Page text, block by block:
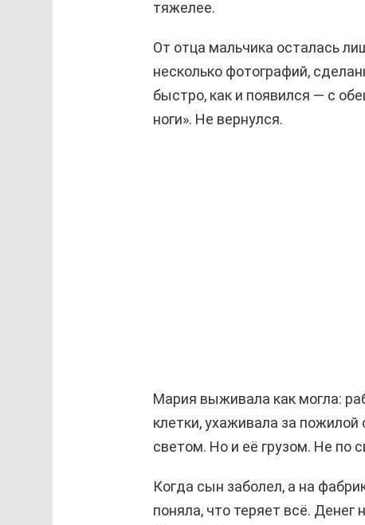
тяжелее.
От отца мальчика осталась
несколько фотографий,
быстро, как и появился — с
ноги». Не вернулся.
Мария выживала как могла:
клетки, ухаживала за
светом. Но и её грузом. Не по
Когда сын заболел, а на
поняла, что теряет всё. Денег